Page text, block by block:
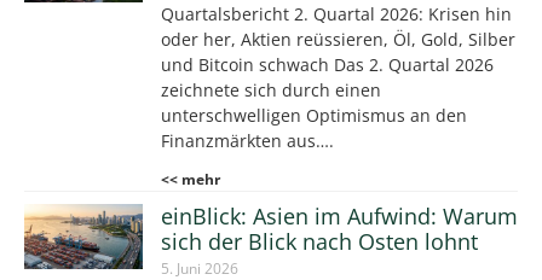
Quartalsbericht 2. Quartal 2026: Krisen hin
oder her, Aktien reüssieren, Öl, Gold, Silber
und Bitcoin schwach Das 2. Quartal 2026
zeichnete sich durch einen
unterschwelligen Optimismus an den
Finanzmärkten aus….
<< mehr
einBlick: Asien im Aufwind: Warum
sich der Blick nach Osten lohnt
5. Juni 2026